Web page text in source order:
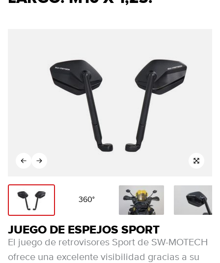
360°
JUEGO DE ESPEJOS SPORT
El juego de retrovisores Sport de SW-MOTECH
ofrece una excelente visibilidad gracias a su